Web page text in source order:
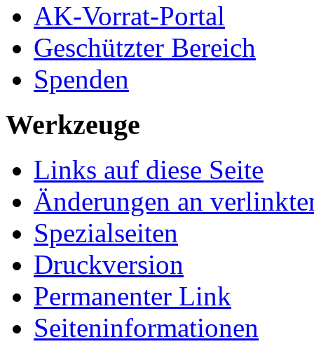
AK-Vorrat-Portal
Geschützter Bereich
Spenden
Werkzeuge
Links auf diese Seite
Änderungen an
Spezialseiten
Druckversion
Permanenter Link
Seiten­­informationen